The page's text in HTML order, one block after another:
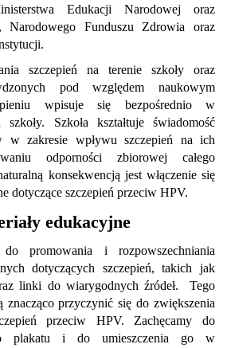
Edukacji Narodowej oraz
Narodowego Funduszu Zdrowia oraz
szczepień na terenie szkoły oraz
pod względem naukowym
wpisuje się bezpośrednio w
Szkoła kształtuje świadomość
w zakresie wpływu szczepień na ich
odporności zbiorowej całego
konsekwencją jest włączenie się
dotyczące szczepień przeciw HPV.
edukacyjne
do promowania i rozpowszechniania
dotyczących szczepień, takich jak
linki do wiarygodnych źródeł. Tego
znacząco przyczynić się do zwiększenia
przeciw HPV. Zachęcamy do
plakatu i do umieszczenia go w